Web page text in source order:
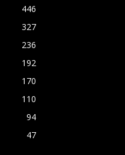
446
327
236
192
170
110
94
47